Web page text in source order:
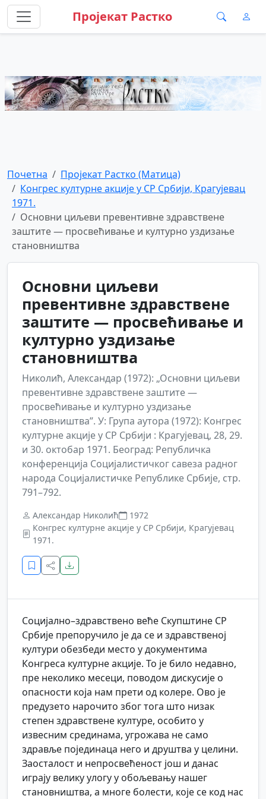
Пројекат Растко
Почетна
Пројекат Растко (Матица)
Конгрес културне акције у СР Србији, Крагујевац
1971.
Основни циљеви превентивне здравствене
заштите — просвећивање и културно уздизање
становништва
Основни циљеви
превентивне здравствене
заштите — просвећивање и
културно уздизање
становништва
Николић, Александар (1972): „Основни циљеви
превентивне здравствене заштите —
просвећивање и културно уздизање
становништва”. У: Група аутора (1972): Конгрес
културне акције у СР Србији : Крагујевац, 28, 29.
и 30. октобар 1971. Београд: Републичка
конференција Социјалистичког савеза радног
народа Социјалистичке Републике Србије, стр.
791–792.
Александар Николић
1972
Конгрес културне акције у СР Србији, Крагујевац
1971.
Социјално–здравствено веће Скупштине СР
Србије препоручило је да се и здравственој
култури обезбеди место у документима
Конгреса културне акције. То је било недавно,
пре неколико месеци, поводом дискусије о
опасности која нам прети од колере. Ово је
предузето нарочито због тога што низак
степен здравствене културе, особито у
извесним срединама, угрожава не само
здравље појединаца него и друштва у целини.
Заосталост и непросвећеност још и данас
играју велику улогу у обољевању нашег
становништва, а многе болести, које се код нас